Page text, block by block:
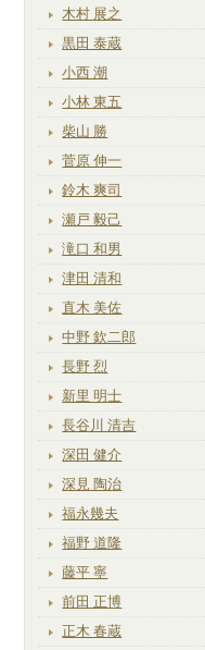
木村 展之
黒田 泰蔵
小西 潮
小林 東五
柴山 勝
菅原 伸一
鈴木 爽司
瀬戸 毅己
滝口 和男
津田 清和
直木 美佐
中野 欽二郎
長野 烈
新里 明士
長谷川 清吉
深田 健介
深見 陶治
福永幾夫
福野 道隆
藤平 寧
前田 正博
正木 春蔵